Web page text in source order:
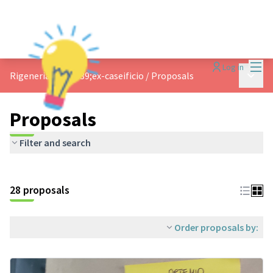
Log in
Rigeneriamo l&#39;ex-caseificio / Proposals Main
Proposals
Filter and search
28 proposals
Order proposals by: